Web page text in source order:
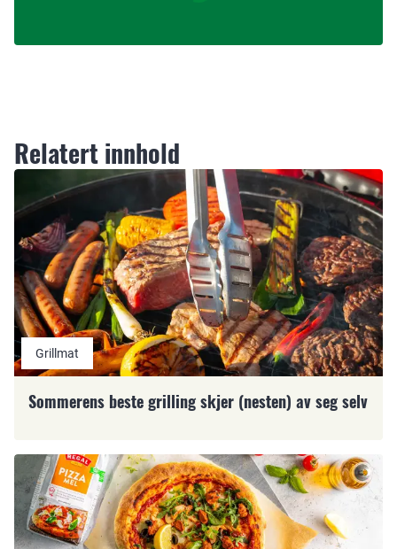
Relatert innhold
Grillmat
Sommerens beste grilling skjer (nesten) av seg selv